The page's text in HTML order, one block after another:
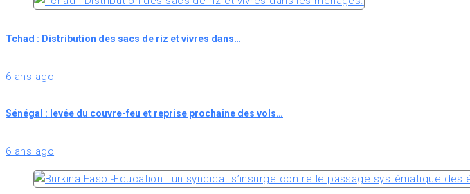
Tchad : Distribution des sacs de riz et vivres dans…
6 ans ago
Sénégal : levée du couvre-feu et reprise prochaine des vols…
6 ans ago